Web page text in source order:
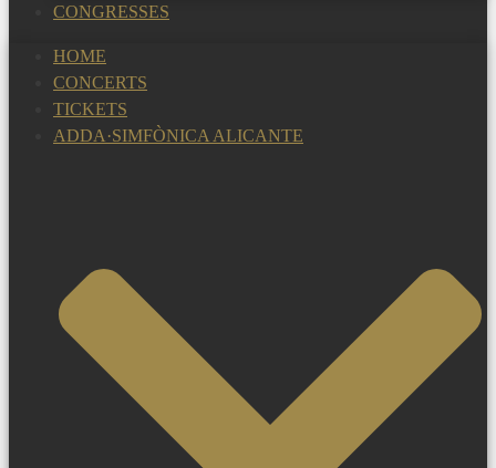
CONGRESSES
HOME
CONCERTS
TICKETS
ADDA·SIMFÒNICA ALICANTE